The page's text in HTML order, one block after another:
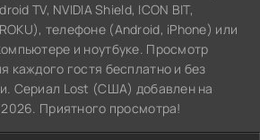
TV, NVIDIA Shield, ICON BIT,
телефоне (Android, iPhone) или
и ноутбуке. Просмотр
каждого гостя бесплатно и без
Сериал Lost (США) добавлен на
Приятного просмотра!